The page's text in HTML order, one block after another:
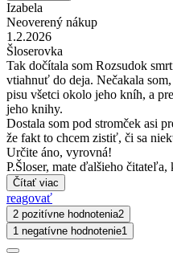
Izabela
Neoverený nákup
1.2.2026
Šloserovka
Tak dočítala som Rozsudok
vtiahnuť do deja. Nečakala
pisu všetci okolo jeho kníh, a
jeho knihy.
Dostala som pod stromček asi
že fakt to chcem zistiť, či sa
Určite áno, vyrovná!
P.Šloser, mate ďalšieho čitateľa,
Čítať viac
reagovať
2 pozitívne hodnotenia2
1 negatívne hodnotenie1